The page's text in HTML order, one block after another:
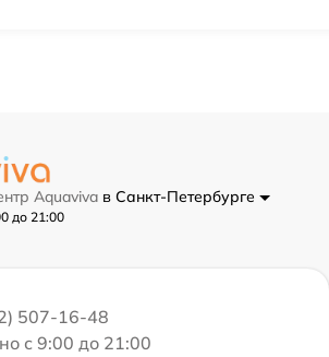
Aquaviva в Санкт-Петербурге
до 21:00
507-16-48
с 9:00 до 21:00